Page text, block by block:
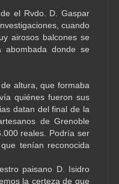
el Rvdo. D. Gaspar
cuando
airosos balcones se
donde se
altura, que formaba
quiénes fueron sus
datan del final de la
de Grenoble
reales. Podría ser
tenían reconocida
paisano D. Isidro
la certeza de que